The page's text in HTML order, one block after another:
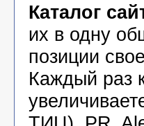
Каталог
их в одну
позиции
Каждый раз